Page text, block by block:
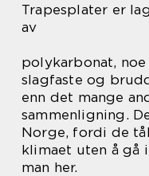
Trapesplater er
av
polykarbonat,
slagfaste og
enn det mange
sammenligning.
Norge, fordi de
klimaet uten å gå
man her.